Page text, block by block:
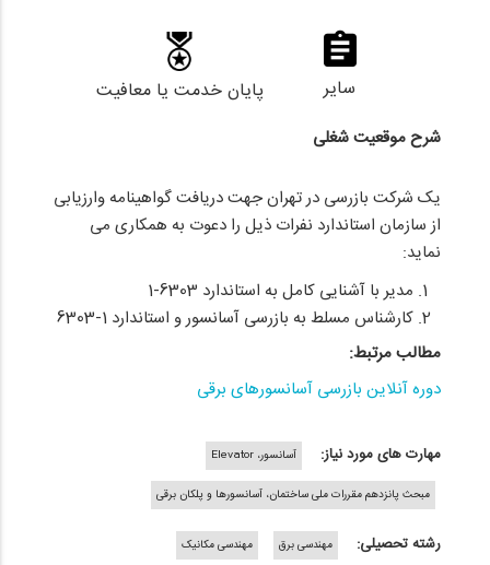
سایر پایان خدمت یا معافیت
شرح موقعیت شغلی
یک شرکت بازرسی در تهران جهت دریافت گواهینامه وارزیابی
از سازمان استاندارد نفرات ذیل را دعوت به همکاری می
نماید:
مدیر با آشنایی کامل به استاندارد 6303-1
کارشناس مسلط به بازرسی آسانسور و استاندارد 1-6303
مطالب مرتبط:
دوره آنلاین بازرسی آسانسورهای برقی
مهارت های مورد نیاز: آسانسور، Elevator
مبحث پانزدهم مقررات ملی ساختمان، آسانسورها و پلکان برقی
رشته تحصیلی: مهندسی برق مهندسی مکانیک